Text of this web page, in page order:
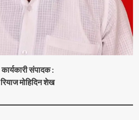
कार्यकारी संपादक :
रियाज मोहिदिन शेख